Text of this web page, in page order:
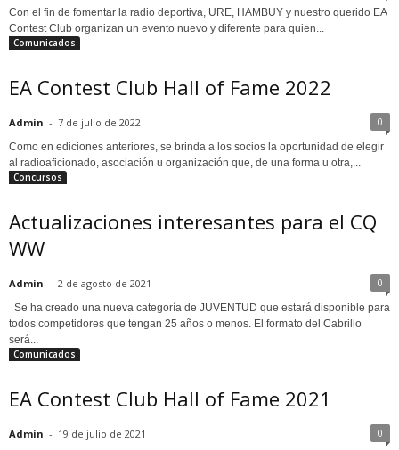
Con el fin de fomentar la radio deportiva, URE, HAMBUY y nuestro querido EA
Contest Club organizan un evento nuevo y diferente para quien...
Comunicados
EA Contest Club Hall of Fame 2022
Admin - 7 de julio de 2022 0
Como en ediciones anteriores, se brinda a los socios la oportunidad de elegir
al radioaficionado, asociación u organización que, de una forma u otra,...
Concursos
Actualizaciones interesantes para el CQ
WW
Admin - 2 de agosto de 2021 0
Se ha creado una nueva categoría de JUVENTUD que estará disponible para
todos competidores que tengan 25 años o menos. El formato del Cabrillo
será...
Comunicados
EA Contest Club Hall of Fame 2021
Admin - 19 de julio de 2021 0